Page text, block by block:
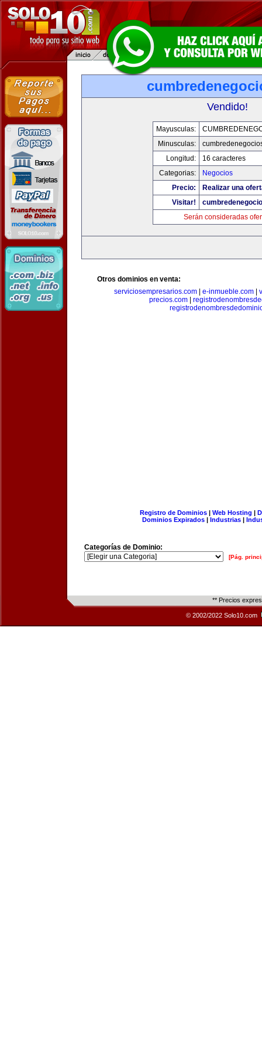
Vendido!
Mayusculas:
Minusculas:
Longitud:
16 caracteres
Categorias:
Negocios
Precio:
Realizar una
Visitar!
Serán consideradas
Otros dominios en venta:
serviciosempresarios.com| e-inmueble.com|
precios.com
Registro de Dominios| Web Hosting |
Dominios Expirados | Industrias |
Categorías de Dominio:
[Pág.
** Precios
© 2002/2022 Solo10.com